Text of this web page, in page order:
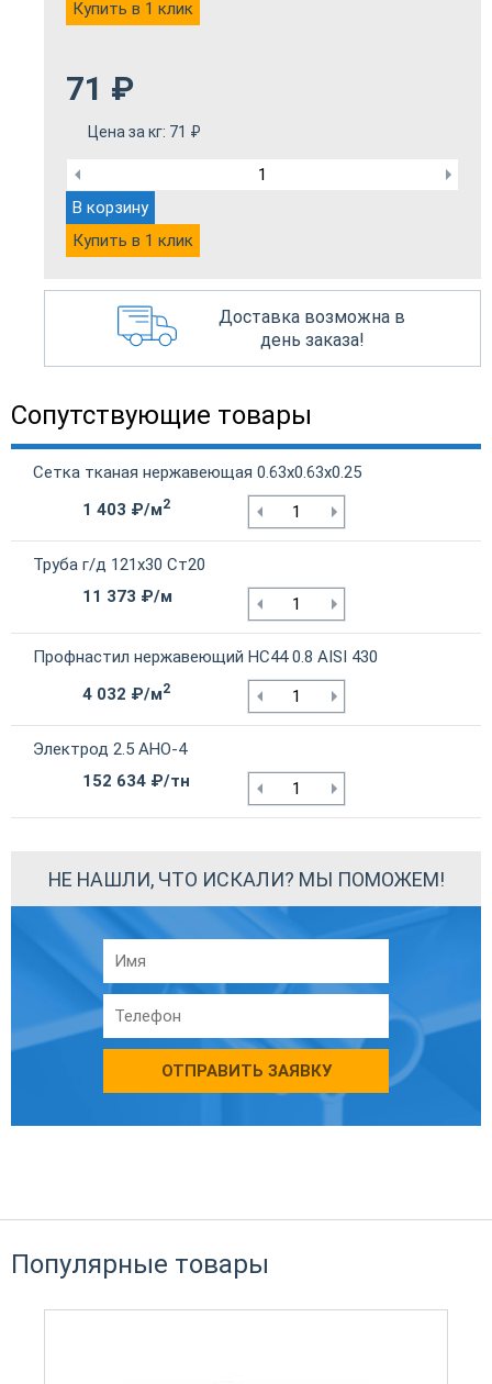
Купить в 1 клик
71 ₽
Цена за кг: 71 ₽
В корзину
Купить в 1 клик
Доставка возможна в
день заказа!
Сопутствующие товары
Сетка тканая нержавеющая 0.63х0.63х0.25
1 403 ₽/м2
Труба г/д 121х30 Ст20
11 373 ₽/м
Профнастил нержавеющий НС44 0.8 AISI 430
4 032 ₽/м2
Электрод 2.5 АНО-4
152 634 ₽/тн
НЕ НАШЛИ, ЧТО ИСКАЛИ? МЫ ПОМОЖЕМ!
ОТПРАВИТЬ ЗАЯВКУ
Популярные товары